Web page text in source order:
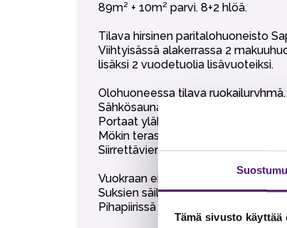
Tämä sivusto käyttää
89m² + 10m² parvi. 8+2 hlöä.
Tilava hirsinen paritalohuoneisto
Viihtyisässä alakerrassa 2
lisäksi 2 vuodetuolia lisävuoteiksi.
Olohuoneessa tilava
Sähkösauna, kylpyhuone ja erillinen
Portaat yläkertaan jyrkät, ylhäällä
Mökin terassilla ulkoporeallas
Siirrettävien paljujen tuonti
Vuokraan ei sisälly liinavaatteet,
Suksien säilytysvarasto.
Pihapiirissä yhteiskäytössä kaksi